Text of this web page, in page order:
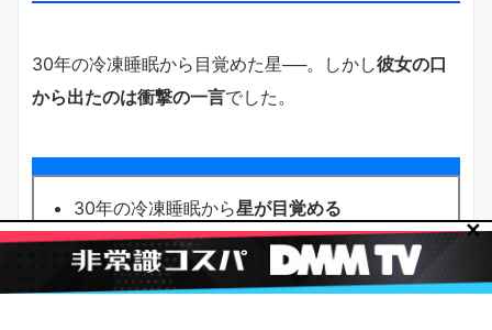
30年の冷凍睡眠から目覚めた星──。しかし彼女の口
から出たのは衝撃の一言でした。
30年の冷凍睡眠から星が目覚める
30年ぶりに再会した家族が目の前にいる
星が口にした言葉：「あなたたち、誰です
か？」
✕